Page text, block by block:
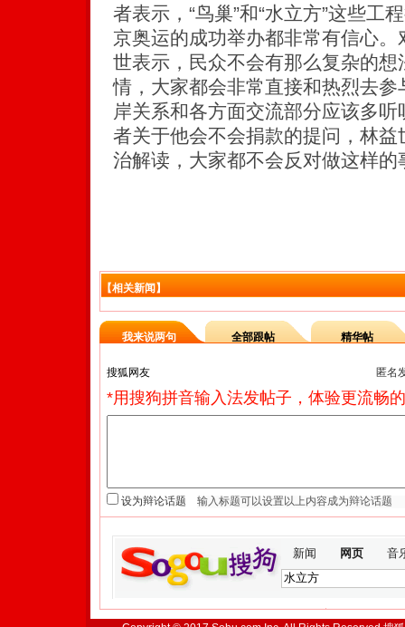
者表示，“鸟巢”和“水立方”这些工
京奥运的成功举办都非常有信心
世表示，民众不会有那么复杂的
情，大家都会非常直接和热烈去
岸关系和各方面交流部分应该多
者关于他会不会捐款的提问，林
治解读，大家都不会反对做这样的
【相关新闻】
我来说两句 全部跟帖 精华帖
匿名
*用搜狗拼音输入法发帖子，体验更流畅
设为辩论话题
新闻 网页 音